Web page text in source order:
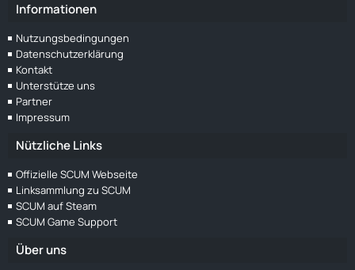
Informationen
Nutzungsbedingungen
Datenschutzerklärung
Kontakt
Unterstütze uns
Partner
Impressum
Nützliche Links
Offizielle SCUM Webseite
Linksammlung zu SCUM
SCUM auf Steam
SCUM Game Support
Über uns